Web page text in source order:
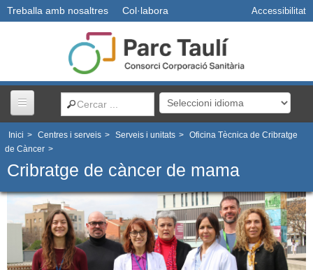
Accessibilitat
Col·labora
Treballa amb nosaltres
Centres i serveis
Usuaris
Professionals
Docència
Inici > Centres i serveis > Serveis i unitats > Oficina Tècnica de Cribratge
de Càncer >
Cribratge de càncer de mama